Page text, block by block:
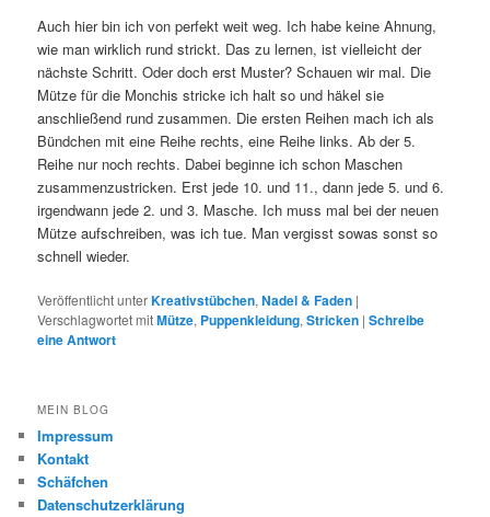
Auch hier bin ich von perfekt weit weg. Ich habe keine Ahnung,
wie man wirklich rund strickt. Das zu lernen, ist vielleicht der
nächste Schritt. Oder doch erst Muster? Schauen wir mal. Die
Mütze für die Monchis stricke ich halt so und häkel sie
anschließend rund zusammen. Die ersten Reihen mach ich als
Bündchen mit eine Reihe rechts, eine Reihe links. Ab der 5.
Reihe nur noch rechts. Dabei beginne ich schon Maschen
zusammenzustricken. Erst jede 10. und 11., dann jede 5. und 6.
irgendwann jede 2. und 3. Masche. Ich muss mal bei der neuen
Mütze aufschreiben, was ich tue. Man vergisst sowas sonst so
schnell wieder.
Veröffentlicht unterKreativstübchen,Nadel & Faden |
Verschlagwortet mitMütze, Puppenkleidung,Stricken |Schreibe
eine Antwort
MEIN BLOG
Impressum
Kontakt
Schäfchen
Datenschutzerklärung